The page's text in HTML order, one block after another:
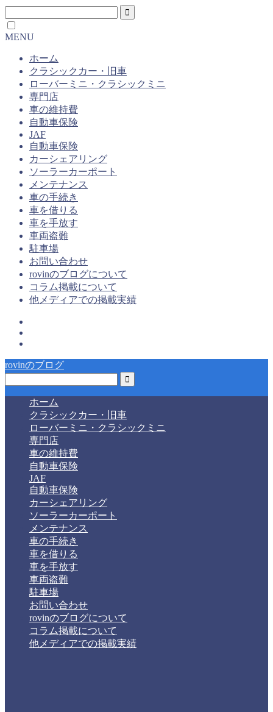
MENU
ホーム
クラシックカー・旧車
ローバーミニ・クラシックミニ
専門店
車の維持費
自動車保険
JAF
自動車保険
カーシェアリング
ソーラーカーポート
メンテナンス
車の手続き
車を借りる
車を手放す
車両盗難
駐車場
お問い合わせ
rovinのブログについて
コラム掲載について
他メディアでの掲載実績
rovinのブログ
ホーム
クラシックカー・旧車
ローバーミニ・クラシックミニ
専門店
車の維持費
自動車保険
JAF
自動車保険
カーシェアリング
ソーラーカーポート
メンテナンス
車の手続き
車を借りる
車を手放す
車両盗難
駐車場
お問い合わせ
rovinのブログについて
コラム掲載について
他メディアでの掲載実績